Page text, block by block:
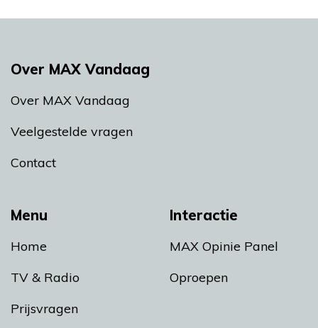
Menu
Home
TV & Radio
Prijsvragen
Interactie
MAX Opinie Panel
Oproepen
Over MAX Vandaag
Over MAX Vandaag
Veelgestelde vragen
Contact